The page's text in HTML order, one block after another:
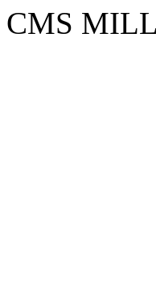
CMS